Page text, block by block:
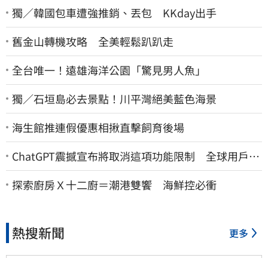
獨／韓國包車遭強推銷、丟包 KKday出手
舊金山轉機攻略 全美輕鬆趴趴走
全台唯一！遠雄海洋公園「驚見男人魚」
獨／石垣島必去景點！川平灣絕美藍色海景
海生館推連假優惠相揪直擊飼育後場
ChatGPT震撼宣布將取消這項功能限制 全球用戶即
刻起「免費」用到飽
探索廚房Ｘ十二廚＝潮港雙饗 海鮮控必衝
熱搜新聞 更多